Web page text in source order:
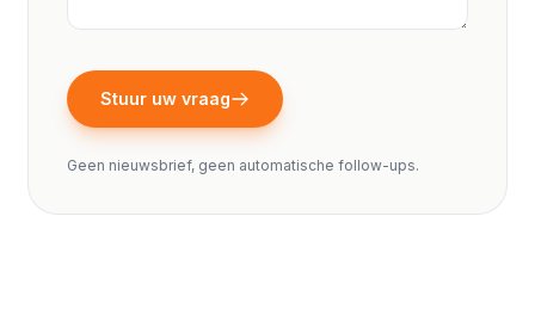
Stuur uw vraag
Geen nieuwsbrief, geen automatische follow-ups.